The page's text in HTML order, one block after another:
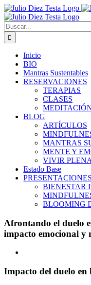
Saltar
al
contenido
Buscar:
Inicio
BIO
Mantras Sustentables
RESERVACIONES
TERAPIAS
CLASES
BLOG
ARTÍCULOS
MANTRAS
MENTE Y
VIVIR
Estado Base
BIENESTAR
BLOOMING
Afrontando el duelo
impacto emocional y
más
Impacto del duelo